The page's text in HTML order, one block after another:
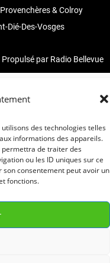
des technologies telles
informations des appareils.
permettra de traiter des
ou les ID uniques sur ce
consentement peut avoir un
fonctions.
& Colroy
Dié-Des-Vosges
par Radio Bellevue